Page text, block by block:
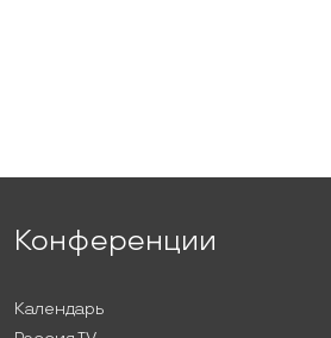
Конференции
Календарь